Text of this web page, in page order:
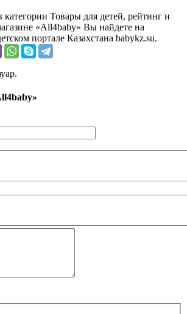
Товары для детей, рейтинг и
«All4baby» Вы найдете на
портале Казахстана babykz.su.